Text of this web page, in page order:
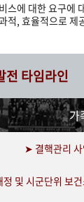
스에 대한 요구에
적, 효율적으로 제
전 타임라인
가
➤ 결핵관리
및 시군단위 보건